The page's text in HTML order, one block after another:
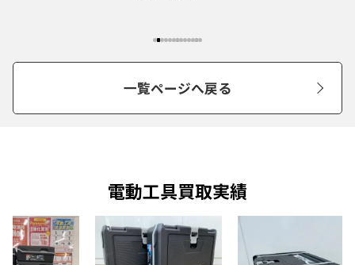
一覧ページへ戻る
電動工具買取実績